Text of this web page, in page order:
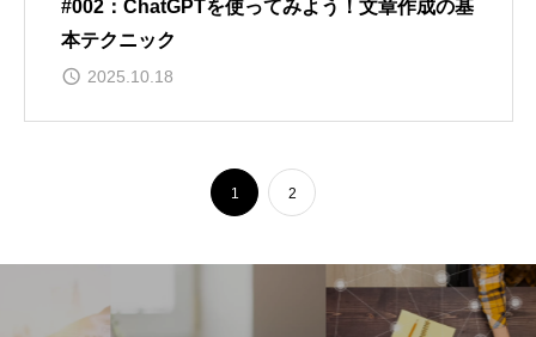
#002：ChatGPTを使ってみよう！文章作成の基
本テクニック
2025.10.18
1 2